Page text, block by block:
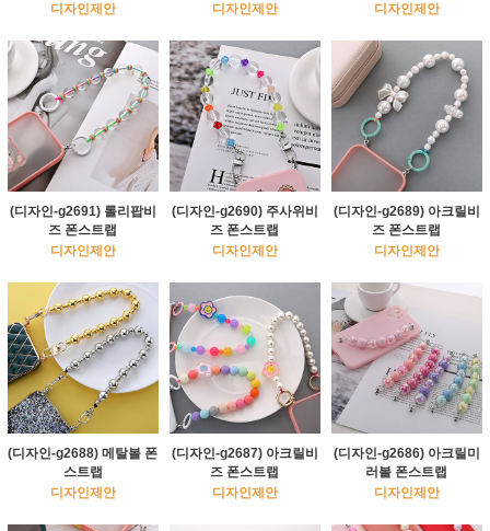
디자인제안
디자인제안
디자인제안
(디자인-g2691) 롤리팝비
즈 폰스트랩
디자인제안
(디자인-g2690) 주사위비
즈 폰스트랩
디자인제안
(디자인-g2689) 아크릴비
즈 폰스트랩
디자인제안
(디자인-g2688) 메탈볼 폰
스트랩
디자인제안
(디자인-g2687) 아크릴비
즈 폰스트랩
디자인제안
(디자인-g2686) 아크릴미
러볼 폰스트랩
디자인제안